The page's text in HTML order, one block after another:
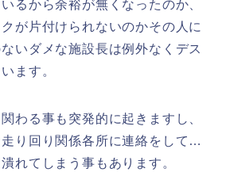
るから余裕が無くなったのか、
が片付けられないのかその人に
いダメな施設長は例外なくデス
ます。
わる事も突発的に起きますし、
り回り関係各所に連絡をして…
れてしまう事もあります。